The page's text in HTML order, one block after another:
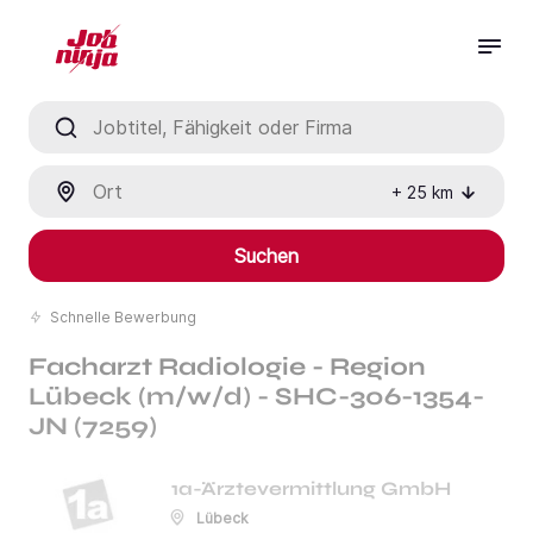
+ 25 km
Suchen
Schnelle Bewerbung
Facharzt Radiologie - Region
Lübeck (m/w/d) - SHC-306-1354-
JN (7259)
1a-Ärztevermittlung GmbH
Lübeck